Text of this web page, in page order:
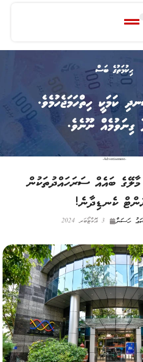
-Advertisement-
ބައެއް ސަރަހައްދުތަކުން
ކެނޑިދާނެ!
ހަސަން 3 އޮކްޓޯބަރ 2024